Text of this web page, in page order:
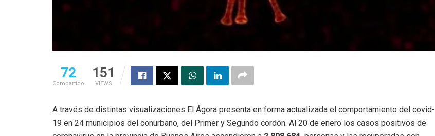
72
Compartido
151
VIEWS
A través de distintas visualizaciones El Ágora presenta en forma actualizada el comportamiento del covid-
19 en 24 municipios del conurbano, del Primer y Segundo cordón. Al 20 de enero los casos positivos de